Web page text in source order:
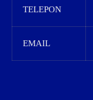
TELEPON
EMAIL